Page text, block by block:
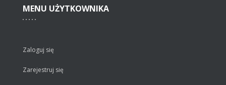
MENU UŻYTKOWNIKA
Zaloguj się
Zarejestruj się